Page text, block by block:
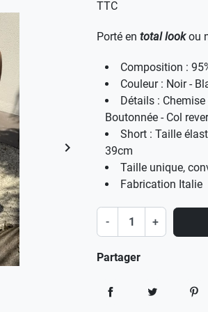
Suivant
keyboard_arrow_right
TTC
Porté en total look ou
Composition :
Couleur : Noir -
Détails :
Boutonnée - Col
Short : Taille
39cm
Taille unique,
Fabrication Italie
- +
Partager